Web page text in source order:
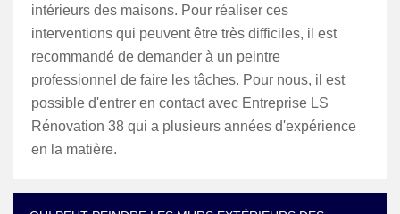
intérieurs des maisons. Pour réaliser ces
interventions qui peuvent être très difficiles, il est
recommandé de demander à un peintre
professionnel de faire les tâches. Pour nous, il est
possible d'entrer en contact avec Entreprise LS
Rénovation 38 qui a plusieurs années d'expérience
en la matière.